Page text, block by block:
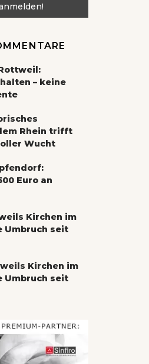
– keine
Rhein trifft
Wucht
Euro an
Kirchen im
Umbruch seit
Kirchen im
Umbruch seit